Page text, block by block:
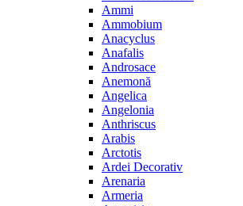
Ammi
Ammobium
Anacyclus
Anafalis
Androsace
Anemonă
Angelica
Angelonia
Anthriscus
Arabis
Arctotis
Ardei Decorativ
Arenaria
Armeria